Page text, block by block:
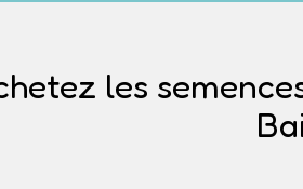
les